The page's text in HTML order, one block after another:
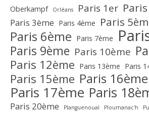
Oberkampf Orléans Paris 1er
Paris 3ème Paris 4ème Paris
Paris 6ème Paris 7ème
Paris 9ème Paris 10ème
Paris 12ème Paris 13ème Paris
Paris 15ème Paris 16ème
Paris 17ème Paris
Paris 20ème
Planguenoual Ploumanac'h